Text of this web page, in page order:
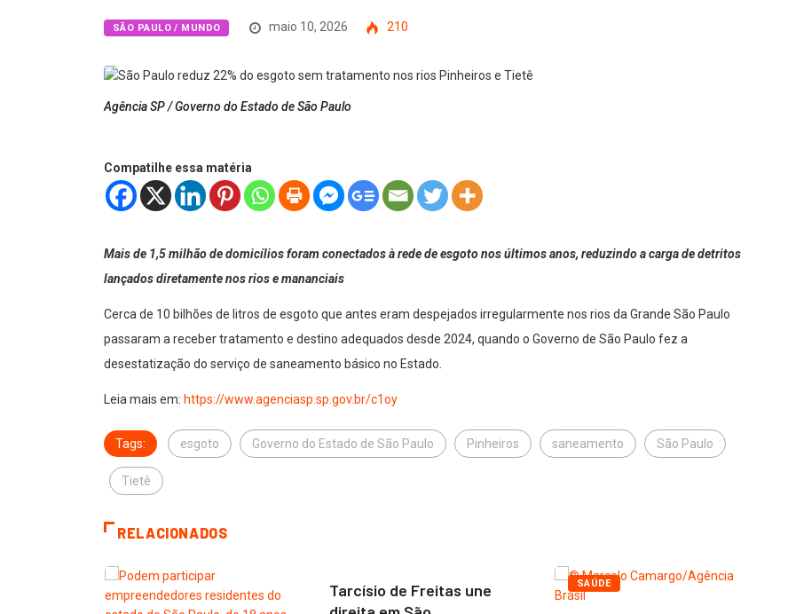
SÃO PAULO / MUNDO maio 10, 2026 210
Agência SP / Governo do Estado de São Paulo
Compatilhe essa matéria
Mais de 1,5 milhão de domicílios foram conectados à rede de esgoto nos últimos anos, reduzindo a carga de detritos
lançados diretamente nos rios e mananciais
Cerca de 10 bilhões de litros de esgoto que antes eram despejados irregularmente nos rios da Grande São Paulo
passaram a receber tratamento e destino adequados desde 2024, quando o Governo de São Paulo fez a
desestatização do serviço de saneamento básico no Estado.
Leia mais em: https://www.agenciasp.sp.gov.br/c1oy
Tags: esgoto Governo do Estado de São Paulo Pinheiros saneamento São Paulo
Tietê
RELACIONADOS
Tarcísio de Freitas une
SAÚDE